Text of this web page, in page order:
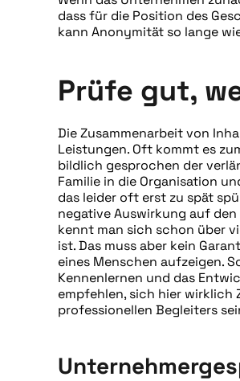
dass für die Position des
kann Anonymität so lange
Prüfe gut,
Die Zusammenarbeit von
Leistungen. Oft kommt es
bildlich gesprochen der
Familie in die Organisation
das leider oft erst zu spät
negative Auswirkung auf
kennt man sich schon über
ist. Das muss aber kein
eines Menschen aufzeigen.
Kennenlernen und das
empfehlen, sich hier wirklich
professionellen Begleiters